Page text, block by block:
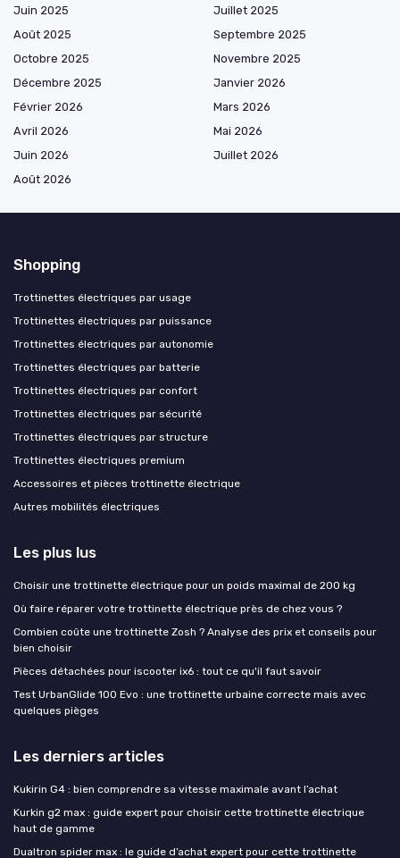
Juin 2025
Juillet 2025
Août 2025
Septembre 2025
Octobre 2025
Novembre 2025
Décembre 2025
Janvier 2026
Février 2026
Mars 2026
Avril 2026
Mai 2026
Juin 2026
Juillet 2026
Août 2026
Shopping
Trottinettes électriques par usage
Trottinettes électriques par puissance
Trottinettes électriques par autonomie
Trottinettes électriques par batterie
Trottinettes électriques par confort
Trottinettes électriques par sécurité
Trottinettes électriques par structure
Trottinettes électriques premium
Accessoires et pièces trottinette électrique
Autres mobilités électriques
Les plus lus
Choisir une trottinette électrique pour un poids maximal de 200 kg
Où faire réparer votre trottinette électrique près de chez vous ?
Combien coûte une trottinette Zosh ? Analyse des prix et conseils pour
bien choisir
Pièces détachées pour iscooter ix6 : tout ce qu'il faut savoir
Test UrbanGlide 100 Evo : une trottinette urbaine correcte mais avec
quelques pièges
Les derniers articles
Kukirin G4 : bien comprendre sa vitesse maximale avant l’achat
Kurkin g2 max : guide expert pour choisir cette trottinette électrique
haut de gamme
Dualtron spider max : le guide d’achat expert pour cette trottinette